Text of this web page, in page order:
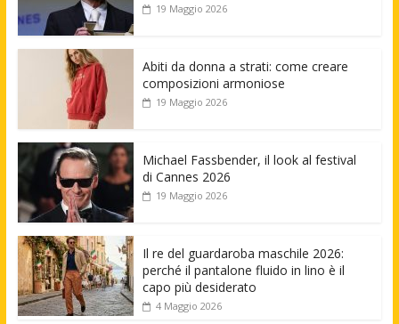
19 Maggio 2026
Abiti da donna a strati: come creare
composizioni armoniose
19 Maggio 2026
Michael Fassbender, il look al festival
di Cannes 2026
19 Maggio 2026
Il re del guardaroba maschile 2026:
perché il pantalone fluido in lino è il
capo più desiderato
4 Maggio 2026